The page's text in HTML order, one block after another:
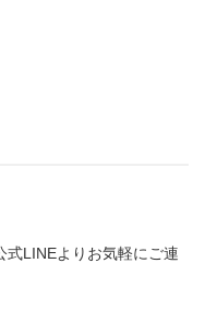
式LINEよりお気軽にご連